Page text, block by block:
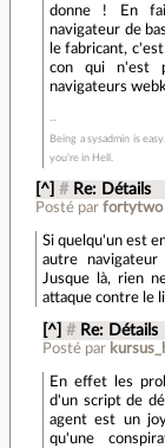
donne ! En
navigateur de
le fabricant,
con qui n'est
navigateurs
Being a sysadmin is
you’re in Hell.
[^] # Re: Détails
Posté par fortytwo
Si quelqu'un est
autre
Jusque là, rien
attaque contre le
[^] # Re: Détails
Posté par
En effet les
d'un script de
agent est un
qu'une